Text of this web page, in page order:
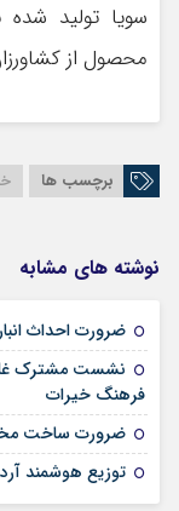
محصول از
برچسب ها
نوشته های مشابه
ضرورت احداث
نشست مشترک غله
فرهنگ خیرات
ضرورت ساخت
توزیع هوشمند